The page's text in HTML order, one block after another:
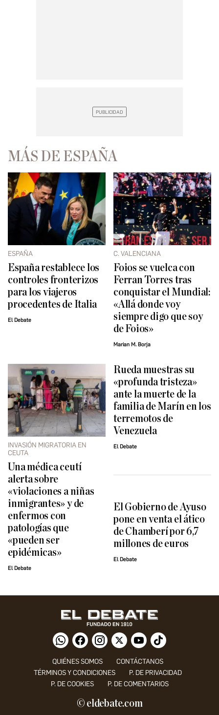
MÁS DE ESPAÑA
ESPAÑA
España restablece los
controles fronterizos
para los viajeros
procedentes de Italia
El Debate
C. VALENCIANA
Foios se vuelca con
Ferran Torres tras
conquistar el Mundial:
«Allá donde voy
siempre digo que soy
de Foios»
Marian M. Borja
INVASIÓN MIGRATORIA EN
CEUTA
Una médica ceutí
alerta sobre
«violaciones a niñas
inmigrantes» y de
enfermos con
patologías que
«pueden ser
epidémicas»
El Debate
Rueda muestras su
«profunda tristeza»
ante la muerte de la
familia de Marín en los
terremotos de
Venezuela
El Debate
El Gobierno de Ayuso
pone en venta el ático
de Chamberí por 6,7
millones de euros
El Debate
QUIÉNES SOMOS
CONTÁCTANOS
TÉRMINOS Y CONDICIONES
P. DE PRIVACIDAD
P. DE COOKIES
P. DE COMENTARIOS
© eldebate.com